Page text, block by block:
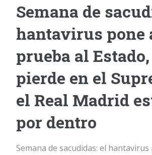
Semana de
hantavirus pone
prueba al
pierde en el
el Real Madrid
por dentro
Semana de sacudidas: el